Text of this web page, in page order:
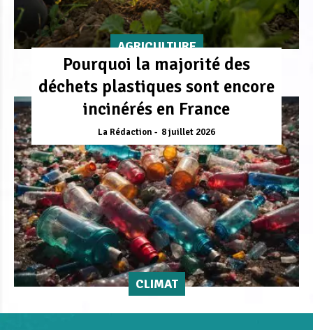
AGRICULTURE
Pourquoi la majorité des
déchets plastiques sont encore
incinérés en France
La Rédaction 8 juillet 2026
CLIMAT